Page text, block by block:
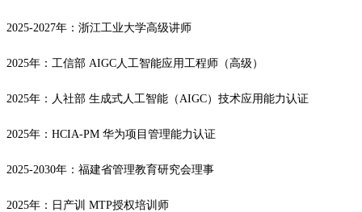
2025-2027年：浙江工业大学高级讲师
2025年：工信部 AIGC人工智能应用工程师（高级）
2025年：人社部 生成式人工智能（AIGC）技术应用能力认证
2025年：HCIA-PM 华为项目管理能力认证
2025-2030年：福建省管理教育研究会理事
2025年：日产训 MTP授权培训师